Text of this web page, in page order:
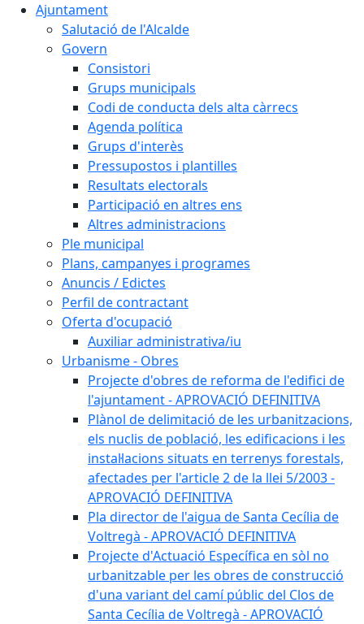
Ajuntament
Salutació de l'Alcalde
Govern
Consistori
Grups municipals
Codi de conducta dels alta càrrecs
Agenda política
Grups d'interès
Pressupostos i plantilles
Resultats electorals
Participació en altres ens
Altres administracions
Ple municipal
Plans, campanyes i programes
Anuncis / Edictes
Perfil de contractant
Oferta d'ocupació
Auxiliar administrativa/iu
Urbanisme - Obres
Projecte d'obres de reforma de l'edifici de
l'ajuntament - APROVACIÓ DEFINITIVA
Plànol de delimitació de les urbanitzacions,
els nuclis de població, les edificacions i les
instal·lacions situats en terrenys forestals,
afectades per l'article 2 de la llei 5/2003 -
APROVACIÓ DEFINITIVA
Pla director de l'aigua de Santa Cecília de
Voltregà - APROVACIÓ DEFINITIVA
Projecte d'Actuació Específica en sòl no
urbanitzable per les obres de construcció
d'una variant del camí públic del Clos de
Santa Cecília de Voltregà - APROVACIÓ